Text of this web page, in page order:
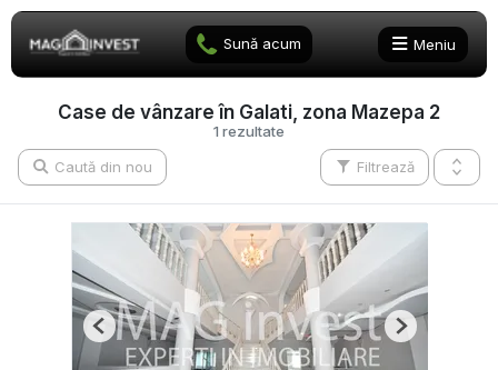
Sună acum Meniu
1 rezultate
Case de vânzare în Galati, zona Mazepa 2
Filtrează
Caută din nou
Previous Next